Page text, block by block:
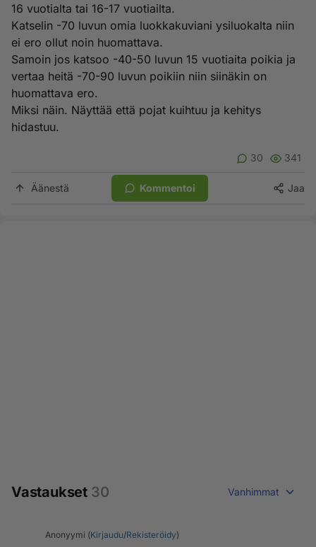
16 vuotialta tai 16-17 vuotiailta.
Katselin -70 luvun omia luokkakuviani ysiluokalta niin
ei ero ollut noin huomattava.
Samoin jos katsoo -40-50 luvun 15 vuotiaita poikia ja
vertaa heitä -70-90 luvun poikiin niin siinäkin on
huomattava ero.
Miksi näin. Näyttää että pojat kuihtuu ja kehitys
hidastuu.
30 341
Äänestä Kommentoi Jaa
Vastaukset 30 Vanhimmat
Anonyymi (Kirjaudu/Rekisteröidy)